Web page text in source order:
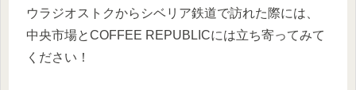
ウラジオストクからシベリア鉄道で訪れた際には、
中央市場とCOFFEE REPUBLICには立ち寄ってみて
ください！